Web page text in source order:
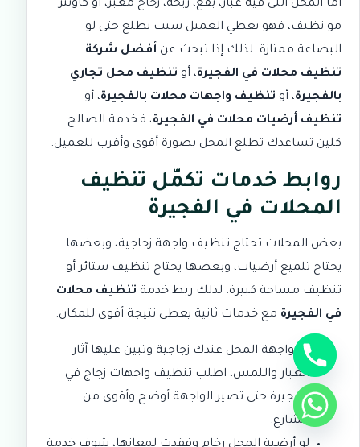
أما المحل اللي فيه غبار، بقع، ريحة، زجاج مغبر، أو كاونتر
مو نظيف، فهو يعطي العميل سبب يطلع حتى لو
البضاعة ممتازة. لذلك إذا تبحث عن أفضل شركة
تنظيف محلات في الفجيرة، أو تنظيف محل تجاري
بالفجيرة، أو تنظيف واجهات محلات بالفجيرة، أو
تنظيف أرضيات محلات في الفجيرة، فخدمة الصالح
كلين تساعدك تطلع المحل بصورة أقوى وأقرب للعميل.
روابط خدمات تكمّل تنظيف
المحلات في الفجيرة
بعض المحلات تحتاج تنظيف واجهة زجاجية، وبعضها
يحتاج تلميع أرضيات، وبعضها يحتاج تنظيف ستائر أو
تنظيف مساحة كبيرة. لذلك ربط خدمة تنظيف محلات
في الفجيرة مع خدمات ثانية يعطي نتيجة أقوى للمكان.
إذا واجهة المحل عندك زجاجية وتبين عليها آثار
الغبار واللمس، اطلب تنظيف واجهات زجاج في
الفجيرة حتى تصير الواجهة أوضح وأقوى من
الشارع.